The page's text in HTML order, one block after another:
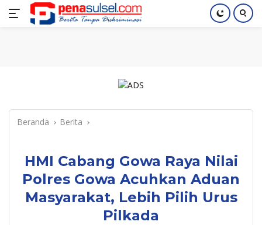
Langsung
Home Nasional Pendidikan Index
Beranda Berita
HMI Cabang Gowa Raya Nilai
Polres Gowa Acuhkan Aduan
Masyarakat, Lebih Pilih Urus
Pilkada